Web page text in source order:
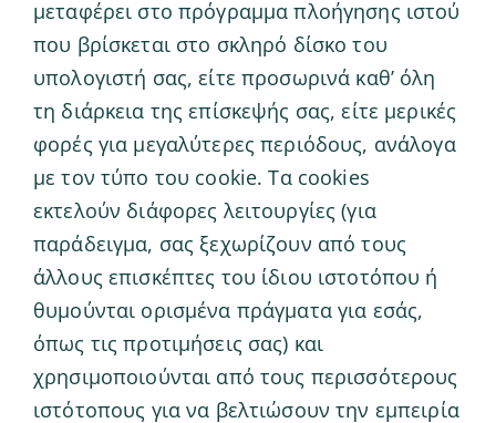
μεταφέρει στο πρόγραμμα πλοήγησης ιστού
που βρίσκεται στο σκληρό δίσκο του
υπολογιστή σας, είτε προσωρινά καθ’ όλη
τη διάρκεια της επίσκεψής σας, είτε μερικές
φορές για μεγαλύτερες περιόδους, ανάλογα
με τον τύπο του cookie. Τα cookies
εκτελούν διάφορες λειτουργίες (για
παράδειγμα, σας ξεχωρίζουν από τους
άλλους επισκέπτες του ίδιου ιστοτόπου ή
θυμούνται ορισμένα πράγματα για εσάς,
όπως τις προτιμήσεις σας) και
χρησιμοποιούνται από τους περισσότερους
ιστότοπους για να βελτιώσουν την εμπειρία